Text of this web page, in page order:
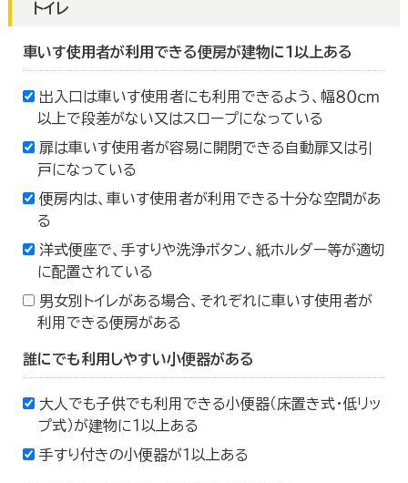
トイレ
車いす使用者が利用できる便房が建物に１以上ある
出入口は車いす使用者にも利用できるよう、幅８０ｃｍ
以上で段差がない又はスロープになっている
扉は車いす使用者が容易に開閉できる自動扉又は引
戸になっている
便房内は、車いす使用者が利用できる十分な空間があ
る
洋式便座で、手すりや洗浄ボタン、紙ホルダー等が適切
に配置されている
男女別トイレがある場合、それぞれに車いす使用者が
利用できる便房がある
誰にでも利用しやすい小便器がある
大人でも子供でも利用できる小便器（床置き式・低リッ
プ式）が建物に１以上ある
手すり付きの小便器が１以上ある